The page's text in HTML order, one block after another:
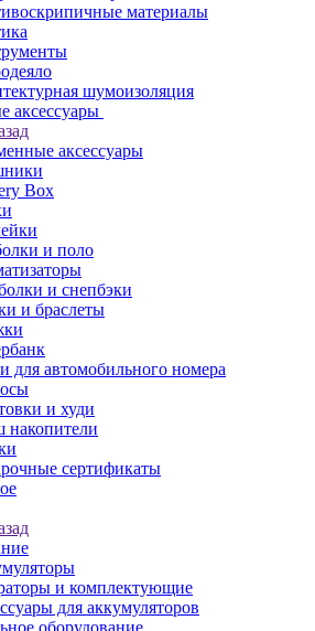
материалы
шумоизоляция
аксессуары
аксессуары
Box
и поло
и снепбэки
и браслеты
для автомобильного номера
и худи
накопители
сертификаты
и комплектующие
для аккумуляторов
оборудование